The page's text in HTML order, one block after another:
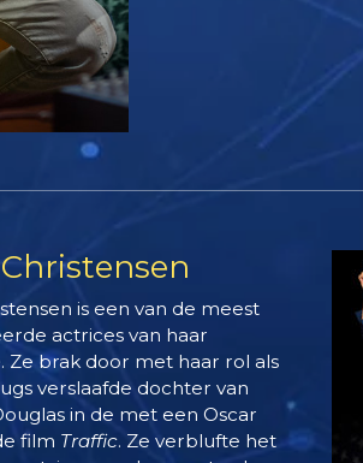
is een van de meest
actrices van haar
Ze brak door met haar rol als
verslaafde dochter van
in de met een Oscar
film Traffic. Ze verblufte het